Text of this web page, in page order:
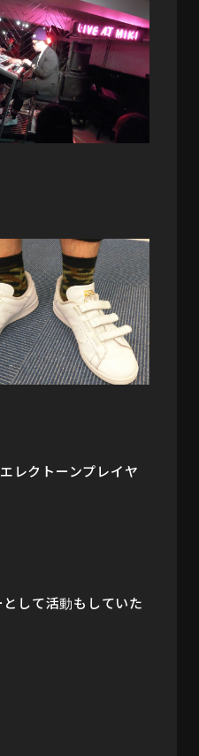
レクトーンプレイヤ
して活動もしていた